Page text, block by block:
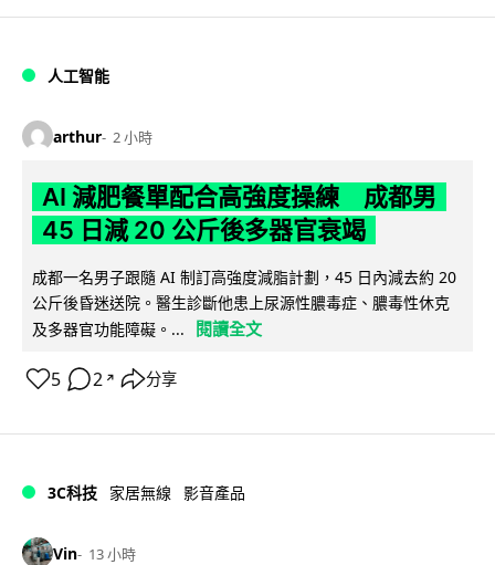
人工智能
arthur 2 小時
AI 減肥餐單配合高強度操練 成都男
45 日減 20 公斤後多器官衰竭
成都一名男子跟隨 AI 制訂高強度減脂計劃，45 日內減去約 20
公斤後昏迷送院。醫生診斷他患上尿源性膿毒症、膿毒性休克
及多器官功能障礙。...
閱讀全文
5 2 ↗ 分享
3C科技 家居無線 影音產品
Vin 13 小時